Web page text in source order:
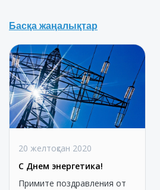
Басқа жаңалықтар
20 желтоқсан 2020
С Днем энергетика!
Примите поздравления от